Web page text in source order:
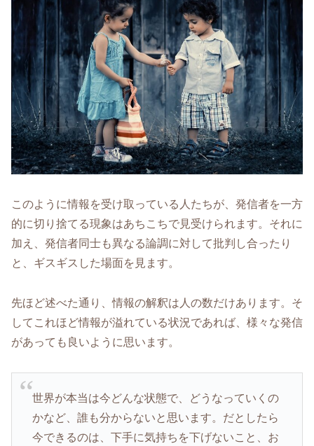
このように情報を受け取っている人たちが、発信者を一方
的に切り捨てる現象はあちこちで見受けられます。それに
加え、発信者同士も異なる論調に対して批判し合ったり
と、ギスギスした場面を見ます。
先ほど述べた通り、情報の解釈は人の数だけあります。そ
してこれほど情報が溢れている状況であれば、様々な発信
があっても良いように思います。
世界が本当は今どんな状態で、どうなっていくの
かなど、誰も分からないと思います。だとしたら
今できるのは、下手に気持ちを下げないこと、お